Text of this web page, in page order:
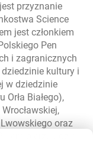
przyznanie
Science
jest członkiem
Pen
i zagranicznych
kultury i
w dziedzinie
Orła Białego),
oraz